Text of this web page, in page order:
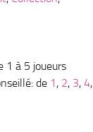
1 à 5 joueurs
de 1 , 2, 3, 4,